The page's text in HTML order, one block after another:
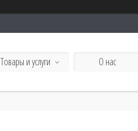
Товары и услуги О нас